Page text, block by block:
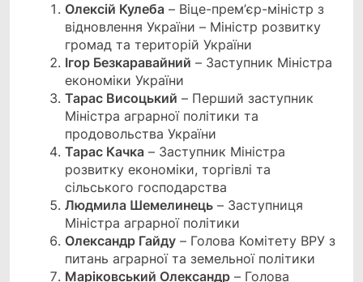
Олексій Кулеба – Віце-прем’єр-міністр з
відновлення України – Міністр розвитку
громад та територій України
Ігор Безкаравайний – Заступник Міністра
економіки України
Тарас Висоцький – Перший заступник
Міністра аграрної політики та
продовольства України
Тарас Качка – Заступник Міністра
розвитку економіки, торгівлі та
сільського господарства
Людмила Шемелинець – Заступниця
Міністра аграрної політики
Олександр Гайду – Голова Комітету ВРУ з
питань аграрної та земельної політики
Маріковський Олександр – Голова